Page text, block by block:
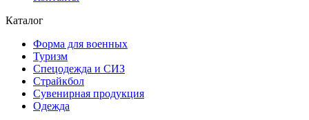
Каталог
Форма для военных
Туризм
Спецодежда и СИЗ
Страйкбол
Сувенирная продукция
Одежда